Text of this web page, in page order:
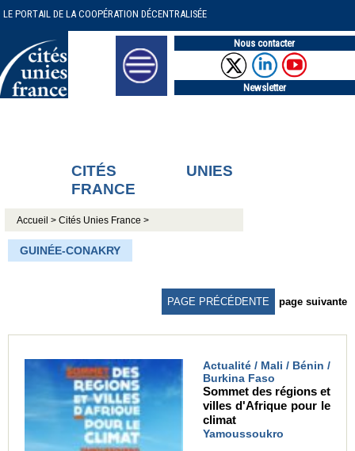
LE PORTAIL DE LA COOPÉRATION DÉCENTRALISÉE
Nous contacter
Newsletter
CITÉS UNIES
FRANCE
Accueil >Cités Unies France >
GUINÉE-CONAKRY
PAGE PRÉCÉDENTE page suivante
Actualité / Mali / Bénin /
Burkina Faso
Sommet des régions et
villes d'Afrique pour le
climat
Yamoussoukro